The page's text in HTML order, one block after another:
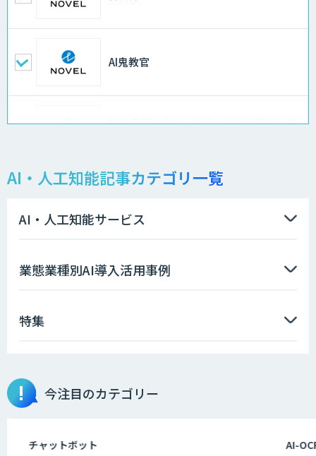
AI鬼教官
設計不明の古いシステムをAIが解析して
AIエージェント開発支援
AIエンジニアアカデミー（バイブコーデ
aiDAPTIV+
AI・人工知能記事カテゴリ一覧
AI・人工知能サービス
業態業種別AI導入活用事例
特集
今注目のカテゴリー
チャットボット AI-OCR